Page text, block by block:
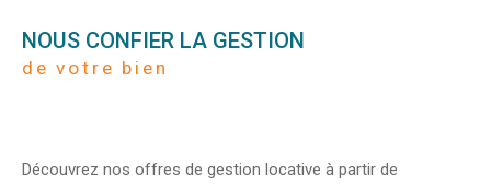
NOUS CONFIER LA GESTION
de votre bien
Découvrez nos offres de gestion locative à partir de